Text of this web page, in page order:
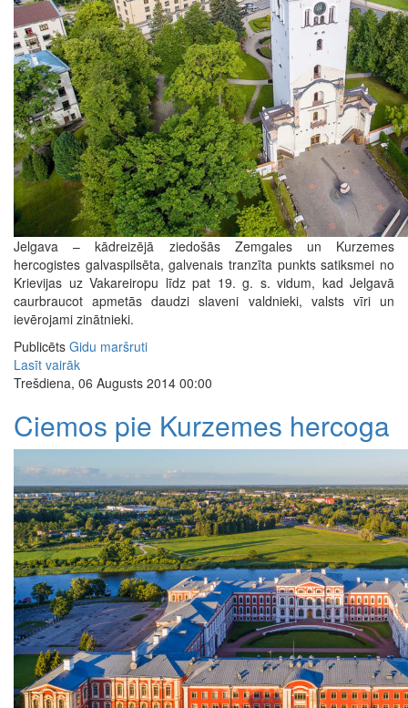
Jelgava – kādreizējā ziedošās Zemgales un Kurzemes
hercogistes galvaspilsēta, galvenais tranzīta punkts satiksmei no
Krievijas uz Vakareiropu līdz pat 19. g. s. vidum, kad Jelgavā
caurbraucot apmetās daudzi slaveni valdnieki, valsts vīri un
ievērojami zinātnieki.
Publicēts Gidu maršruti
Lasīt vairāk
Trešdiena, 06 Augusts 2014 00:00
Ciemos pie Kurzemes hercoga